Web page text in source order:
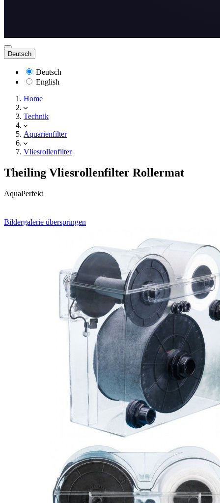
Deutsch
Deutsch
English
Home
Technik
Aquarienfilter
Vliesrollenfilter
Theiling Vliesrollenfilter Rollermat
AquaPerfekt
Bildergalerie überspringen